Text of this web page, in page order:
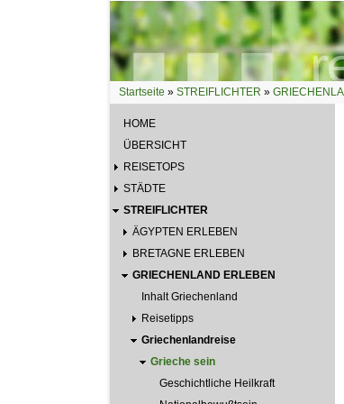
Sie sind hier
Startseite » STREIFLICHTER »
HOME
ÜBERSICHT
REISETOPS
STÄDTE
STREIFLICHTER
ÄGYPTEN ERLEBEN
BRETAGNE ERLEBEN
GRIECHENLAND ERLEBEN
Inhalt Griechenland
Reisetipps
Griechenlandreise
Grieche sein
Geschichtliche Heilkraft